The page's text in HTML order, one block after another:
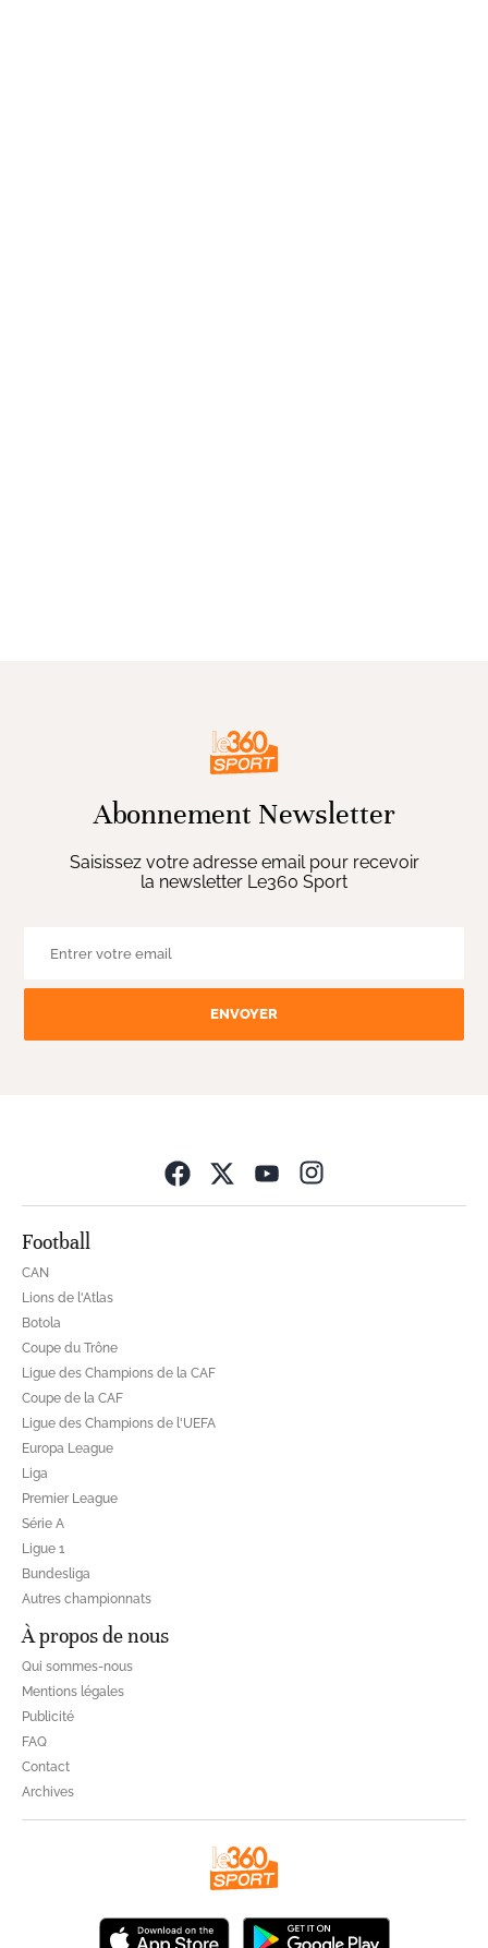
Abonnement Newsletter
Saisissez votre adresse email pour recevoir
la newsletter Le360 Sport
ENVOYER
Football
CAN
Lions de l'Atlas
Botola
Coupe du Trône
Ligue des Champions de la CAF
Coupe de la CAF
Ligue des Champions de l'UEFA
Europa League
Liga
Premier League
Série A
Ligue 1
Bundesliga
Autres championnats
À propos de nous
Qui sommes-nous
Mentions légales
Publicité
FAQ
Contact
Archives